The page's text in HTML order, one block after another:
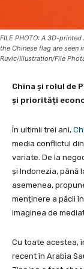
FILE PHOTO: A 3D-
the Chinese flag are seen
Ruvic/Illustration/File
China și rolul de
și priorități
În ultimii trei ani,
media conflictul
variate. De la
și Indonezia, până
asemenea,
menținere a păcii
imaginea de
Cu toate acestea,
recent în Arabia